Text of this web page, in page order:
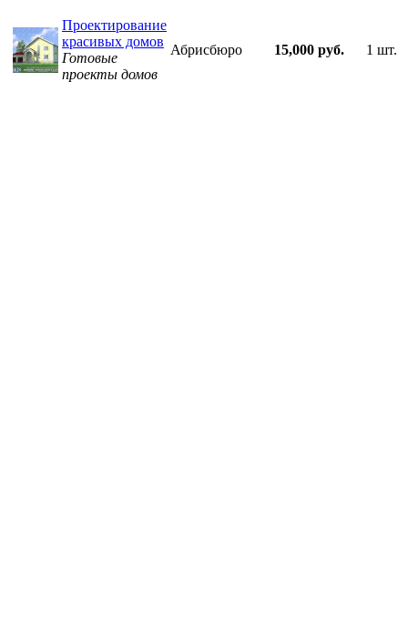
Проектирование
красивых домов
Готовые
проекты домов
Абрисбюро 15,000 руб. 1 шт.